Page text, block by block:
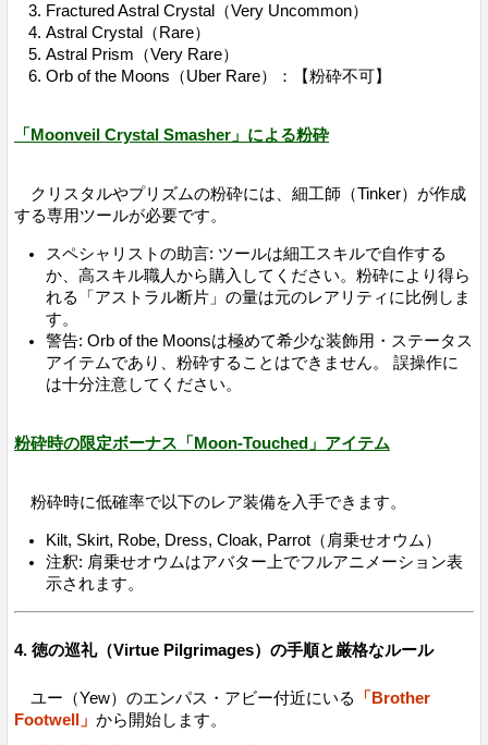
Fractured Astral Crystal（Very Uncommon）
Astral Crystal（Rare）
Astral Prism（Very Rare）
Orb of the Moons（Uber Rare）：【粉砕不可】
「Moonveil Crystal Smasher」による粉砕
クリスタルやプリズムの粉砕には、細工師（Tinker）が作成
する専用ツールが必要です。
スペシャリストの助言: ツールは細工スキルで自作する
か、高スキル職人から購入してください。粉砕により得ら
れる「アストラル断片」の量は元のレアリティに比例しま
す。
警告: Orb of the Moonsは極めて希少な装飾用・ステータス
アイテムであり、粉砕することはできません。 誤操作に
は十分注意してください。
粉砕時の限定ボーナス「Moon-Touched」アイテム
粉砕時に低確率で以下のレア装備を入手できます。
Kilt, Skirt, Robe, Dress, Cloak, Parrot（肩乗せオウム）
注釈: 肩乗せオウムはアバター上でフルアニメーション表
示されます。
4. 徳の巡礼（Virtue Pilgrimages）の手順と厳格なルール
ユー（Yew）のエンパス・アビー付近にいる
「Brother
Footwell」 から開始します。